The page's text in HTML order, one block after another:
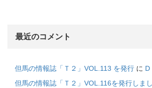
最近のコメント
但馬の情報誌「Ｔ２」VOL.113 を発行 に D
但馬の情報誌「Ｔ２」VOL.116を発行しま